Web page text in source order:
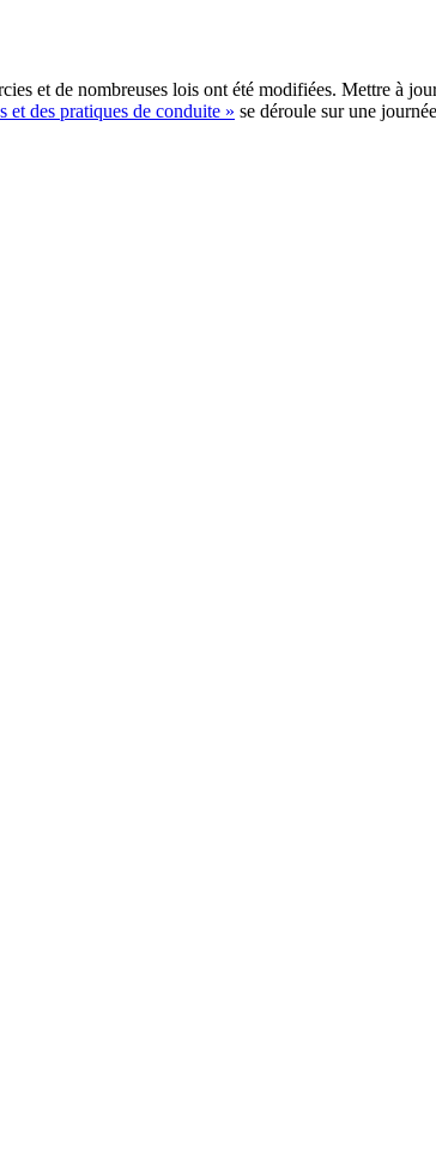
et de nombreuses lois ont été modifiées. Mettre à
et des pratiques de conduite » se déroule sur une